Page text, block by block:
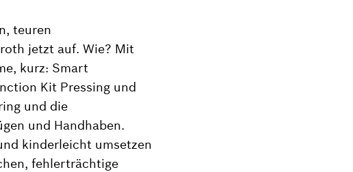
teuren
jetzt auf. Wie? Mit
kurz: Smart
Kit Pressing und
und die
und Handhaben.
kinderleicht umsetzen
fehlerträchtige